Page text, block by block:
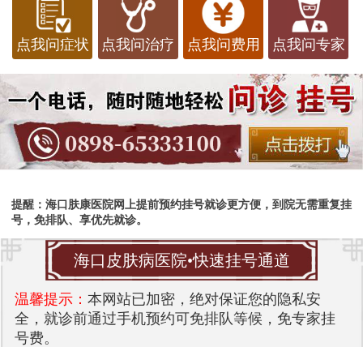
点我问症状 点我问治疗 点我问费用 点我问专家
提醒：海口肤康医院网上提前预约挂号就诊更方便，到院无需重复挂
号，免排队、享优先就诊。
海口皮肤病医院•快速挂号通道
温馨提示： 本网站已加密，绝对保证您的隐私安
全，就诊前通过手机预约可免排队等候，免专家挂
号费。